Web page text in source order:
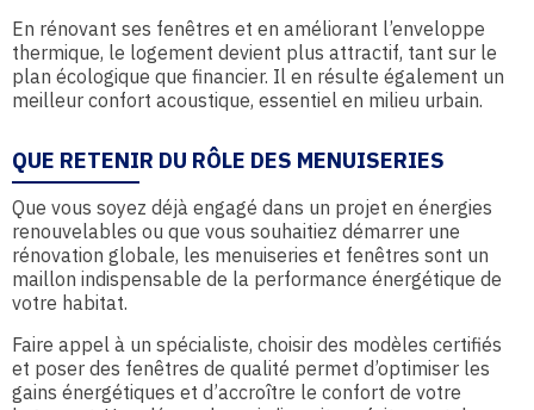
En rénovant ses fenêtres et en améliorant l’enveloppe
thermique, le logement devient plus attractif, tant sur le
plan écologique que financier. Il en résulte également un
meilleur confort acoustique, essentiel en milieu urbain.
QUE RETENIR DU RÔLE DES MENUISERIES
Que vous soyez déjà engagé dans un projet en énergies
renouvelables ou que vous souhaitiez démarrer une
rénovation globale, les menuiseries et fenêtres sont un
maillon indispensable de la performance énergétique de
votre habitat.
Faire appel à un spécialiste, choisir des modèles certifiés
et poser des fenêtres de qualité permet d’optimiser les
gains énergétiques et d’accroître le confort de votre